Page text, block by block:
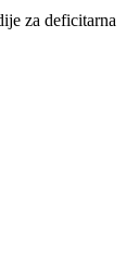
za deficitarna